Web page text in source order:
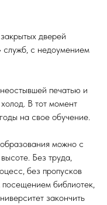
дверей
служб, с недоумением
печатью и
В тот момент
на свое обучение.
можно с
Без труда,
без пропусков
библиотек,
закончить